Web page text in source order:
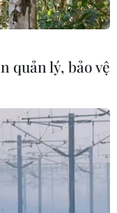
quản lý, bảo vệ